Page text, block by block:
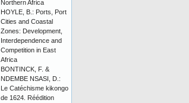
Northern Africa
HOYLE, B.: Ports, Port
Cities and Coastal
Zones: Development,
Interdependence and
Competition in East
Africa
BONTINCK, F. &
NDEMBE NSASI, D.:
Le Catéchisme kikongo
de 1624. Réédition